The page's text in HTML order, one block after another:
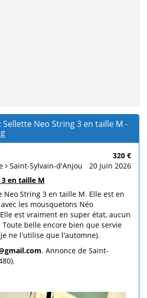
Sellette Neo String 3 en taille M -
320 €
Saint-Sylvain-d'Anjou
20 Juin 2026
en taille M
Neo String 3 en taille M. Elle est en
les mousquetons Néo
est vraiment en super état, aucun
Toute belle encore bien que servie
ne l'utilise que l'automne).
. Annonce de Saint-